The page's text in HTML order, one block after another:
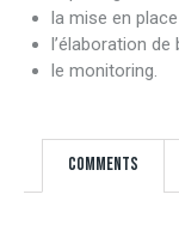
la mise en
l’élaboration de
le monitoring.
Comments